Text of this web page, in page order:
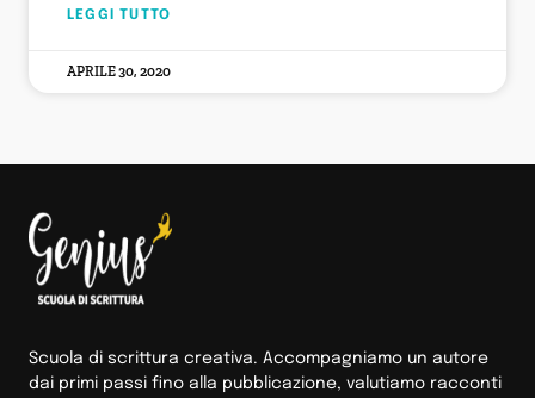
LEGGI TUTTO
APRILE 30, 2020
Scuola di scrittura creativa. Accompagniamo un autore
dai primi passi fino alla pubblicazione, valutiamo racconti